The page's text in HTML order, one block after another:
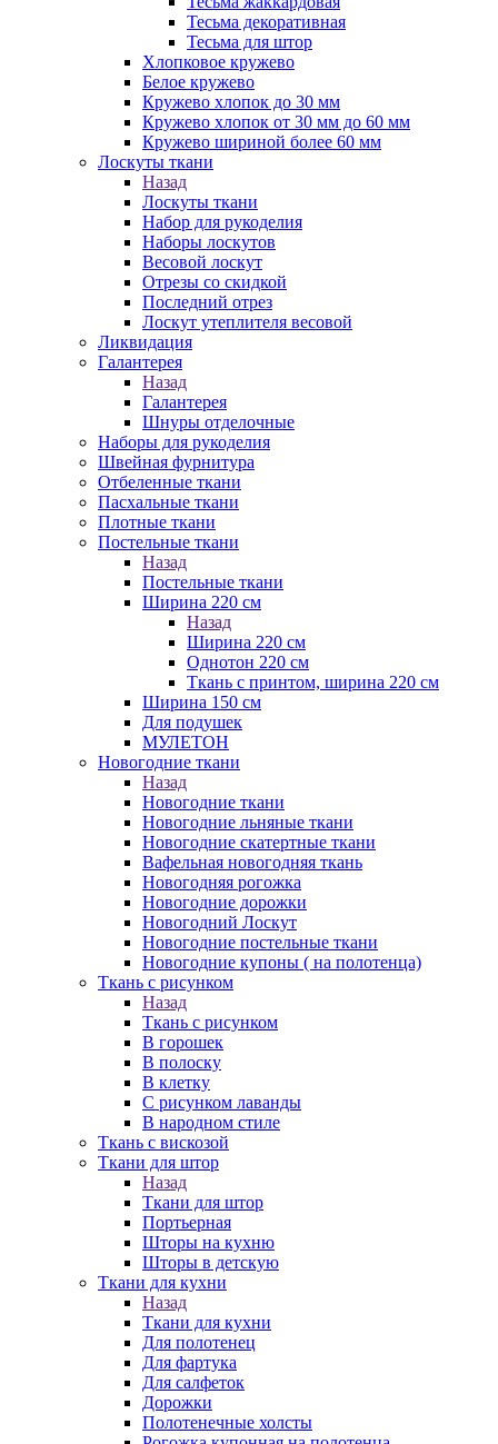
Тесьма декоративная
Тесьма для штор
Хлопковое кружево
Белое кружево
Кружево хлопок до 30 мм
Кружево хлопок от 30 мм до 60 мм
Кружево шириной более 60 мм
Лоскуты ткани
Назад
Лоскуты ткани
Набор для рукоделия
Наборы лоскутов
Весовой лоскут
Отрезы со скидкой
Последний отрез
Лоскут утеплителя весовой
Ликвидация
Галантерея
Назад
Галантерея
Шнуры отделочные
Наборы для рукоделия
Швейная фурнитура
Отбеленные ткани
Пасхальные ткани
Плотные ткани
Постельные ткани
Назад
Постельные ткани
Ширина 220 см
Назад
Ширина 220 см
Однотон 220 см
Ткань с принтом, ширина 220 см
Ширина 150 см
Для подушек
МУЛЕТОН
Новогодние ткани
Назад
Новогодние ткани
Новогодние льняные ткани
Новогодние скатертные ткани
Вафельная новогодняя ткань
Новогодняя рогожка
Новогодние дорожки
Новогодний Лоскут
Новогодние постельные ткани
Новогодние купоны ( на полотенца)
Ткань с рисунком
Назад
Ткань с рисунком
В горошек
В полоску
В клетку
С рисунком лаванды
В народном стиле
Ткань с вискозой
Ткани для штор
Назад
Ткани для штор
Портьерная
Шторы на кухню
Шторы в детскую
Ткани для кухни
Назад
Ткани для кухни
Для полотенец
Для фартука
Для салфеток
Дорожки
Полотенечные холсты